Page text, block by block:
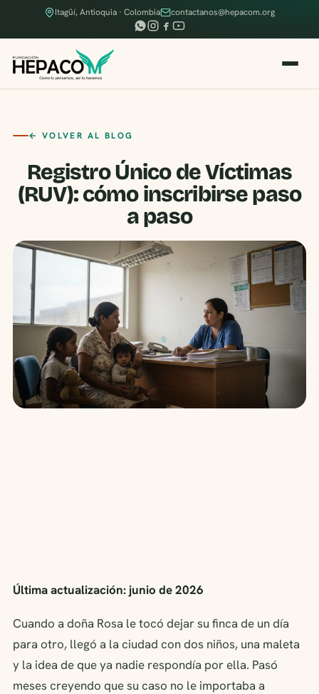
Itagüí, Antioquia · Colombia contactanos@hepacom.org
← VOLVER AL BLOG
Registro Único de Víctimas
(RUV): cómo inscribirse paso
a paso
Última actualización: junio de 2026
Cuando a doña Rosa le tocó dejar su finca de un día
para otro, llegó a la ciudad con dos niños, una maleta
y la idea de que ya nadie respondía por ella. Pasó
meses creyendo que su caso no le importaba a